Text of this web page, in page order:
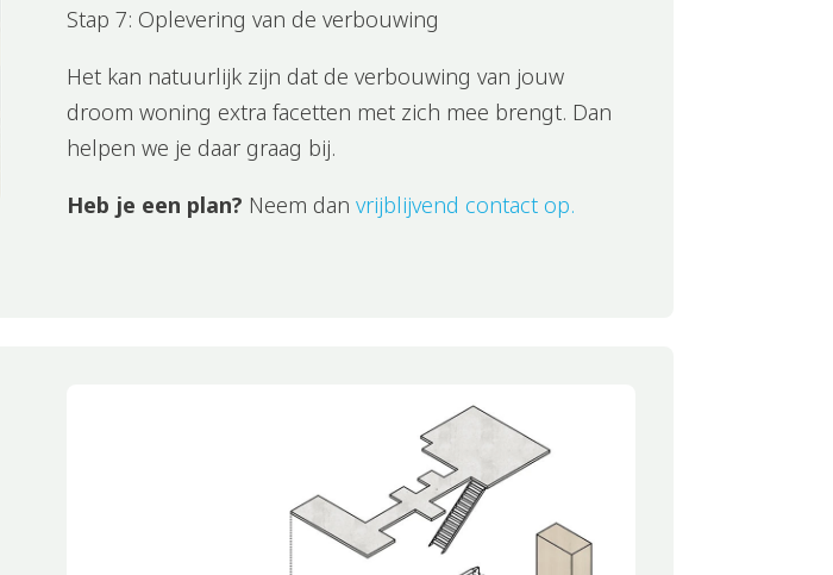
Stap 7: Oplevering van de verbouwing
Het kan natuurlijk zijn dat de verbouwing van jouw
droom woning extra facetten met zich mee brengt. Dan
helpen we je daar graag bij.
Heb je een plan? Neem dan vrijblijvend contact op.